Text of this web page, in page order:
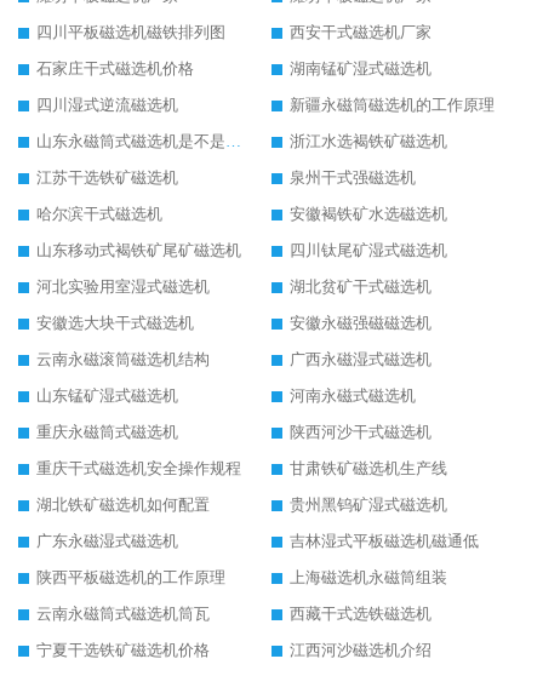
四川平板磁选机磁铁排列图
西安干式磁选机厂家
石家庄干式磁选机价格
湖南锰矿湿式磁选机
四川湿式逆流磁选机
新疆永磁筒磁选机的工作原理
山东永磁筒式磁选机是不是强磁
浙江水选褐铁矿磁选机
江苏干选铁矿磁选机
泉州干式强磁选机
哈尔滨干式磁选机
安徽褐铁矿水选磁选机
山东移动式褐铁矿尾矿磁选机
四川钛尾矿湿式磁选机
河北实验用室湿式磁选机
湖北贫矿干式磁选机
安徽选大块干式磁选机
安徽永磁强磁磁选机
云南永磁滚筒磁选机结构
广西永磁湿式磁选机
山东锰矿湿式磁选机
河南永磁式磁选机
重庆永磁筒式磁选机
陕西河沙干式磁选机
重庆干式磁选机安全操作规程
甘肃铁矿磁选机生产线
湖北铁矿磁选机如何配置
贵州黑钨矿湿式磁选机
广东永磁湿式磁选机
吉林湿式平板磁选机磁通低
陕西平板磁选机的工作原理
上海磁选机永磁筒组装
云南永磁筒式磁选机筒瓦
西藏干式选铁磁选机
宁夏干选铁矿磁选机价格
江西河沙磁选机介绍